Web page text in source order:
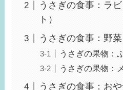
うさぎの食事：ラ
ト）
うさぎの食事：野
うさぎの果物：
うさぎの果物：
うさぎの食事：お